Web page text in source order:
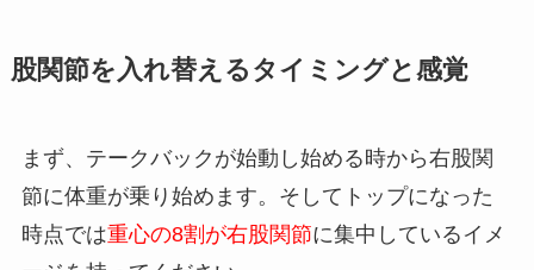
股関節を入れ替えるタイミングと感覚
まず、テークバックが始動し始める時から右股関
節に体重が乗り始めます。そしてトップになった
時点では重心の8割が右股関節に集中しているイメ